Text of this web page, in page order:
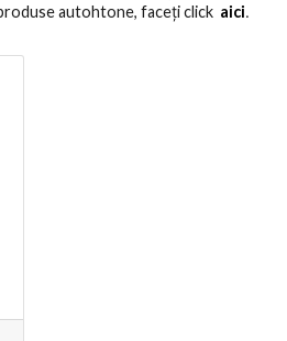
autohtone, faceți click aici․